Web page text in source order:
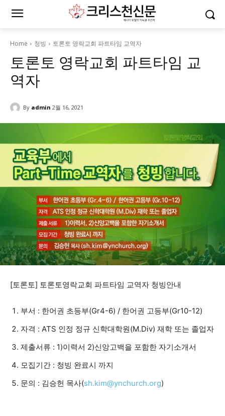
Home 청빙 토론토 영락교회 파트타임 교역자
토론토 영락교회 파트타임 교
역자
By admin 2월 16, 2021
[토론토] 토론토영락교회 파트타임 교역자 청빙안내
부서 : 한어권 초등부(Gr4-6) / 한어권 고등부(Gr10-12)
자격 : ATS 인정 정규 신학대학원(M.Div) 재학 또는 졸업자
제출서류 : 1)이력서 2)신앙고백을 포함한 자기소개서
모집기간 : 청빙 완료시 까지
문의 : 김승헌 목사(sh.kim@ynchurch.org)